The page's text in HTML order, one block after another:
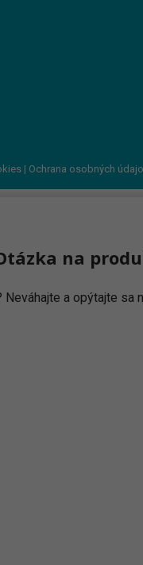
| Ochrana osobných
na
Neváhajte a opýtajte sa